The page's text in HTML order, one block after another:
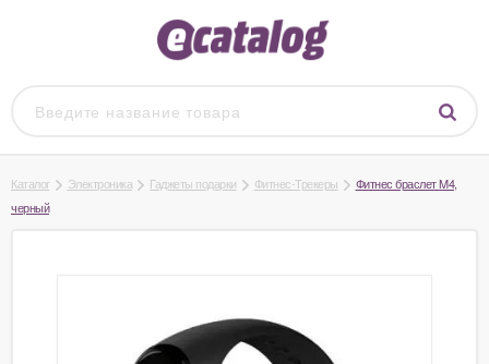
Каталог Электроника Гаджеты подарки Фитнес-Трекеры
Фитнес браслет M4,
черный